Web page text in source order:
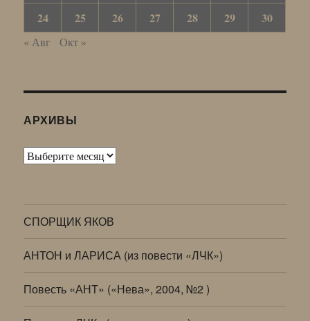
24
25 26 27 28 29 30
« Авг Окт »
АРХИВЫ
Архивы
СПОРЩИК ЯКОВ
АНТОН и ЛАРИСА (из повести «ЛЧК»)
Повесть «АНТ» («Нева», 2004, №2 )